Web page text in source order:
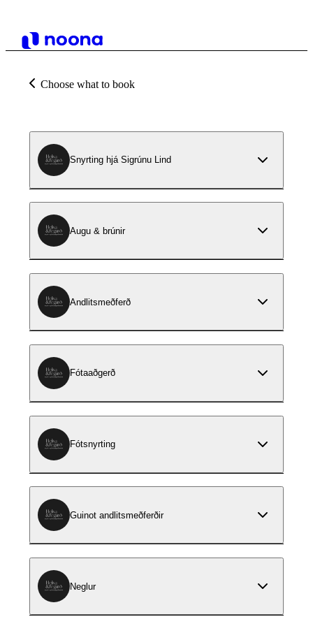
Choose what to book
Snyrting hjá Sigrúnu Lind
Augu & brúnir
Andlitsmeðferð
Fótaaðgerð
Fótsnyrting
Guinot andlitsmeðferðir
Neglur